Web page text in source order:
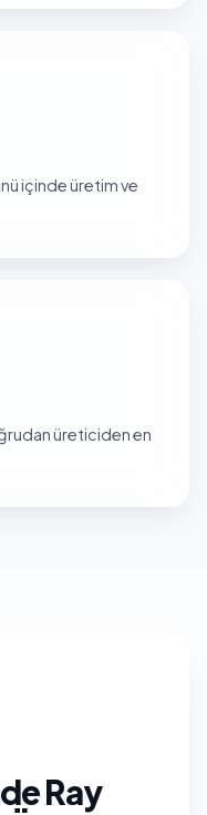
içinde üretim ve
üreticiden en
Ray